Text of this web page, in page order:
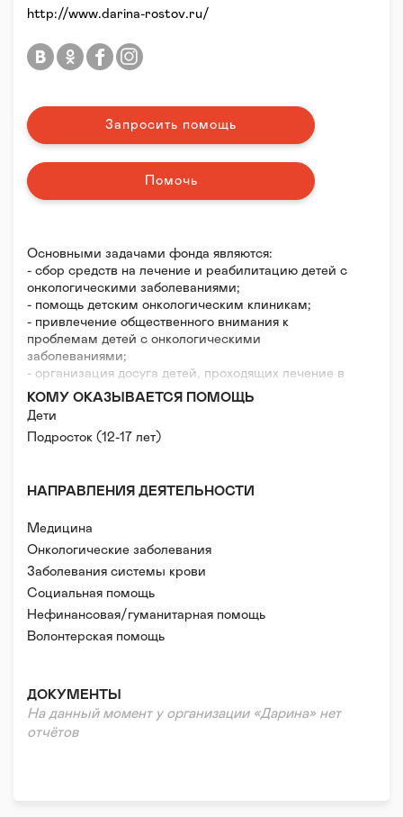
Основными задачами фонда являются:
- сбор средств на лечение и реабилитацию детей с
онкологическими заболеваниями;
- помощь детским онкологическим клиникам;
- привлечение общественного внимания к
проблемам детей с онкологическими
заболеваниями;
- организация досуга детей, проходящих лечение в
больницах;
- создание волонтерских групп при детских
онкологических клиниках;
- содействие развитию безвозмездного донорства
КОМУ ОКАЗЫВАЕТСЯ ПОМОЩЬ
Дети
Подросток (12-17 лет)
НАПРАВЛЕНИЯ ДЕЯТЕЛЬНОСТИ
Медицина
Онкологические заболевания
Заболевания системы крови
Социальная помощь
Нефинансовая/гуманитарная помощь
Волонтерская помощь
Донорство
ДОКУМЕНТЫ
На данный момент у организации «Дарина» нет
отчётов
http://www.darina-rostov.ru/
Запросить помощь
Помочь